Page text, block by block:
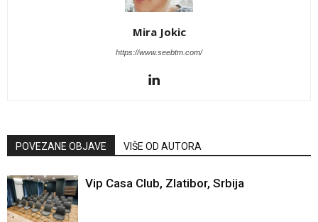
Mira Jokic
https://www.seebtm.com/
POVEZANE OBJAVE VIŠE OD AUTORA
Vip Casa Club, Zlatibor, Srbija